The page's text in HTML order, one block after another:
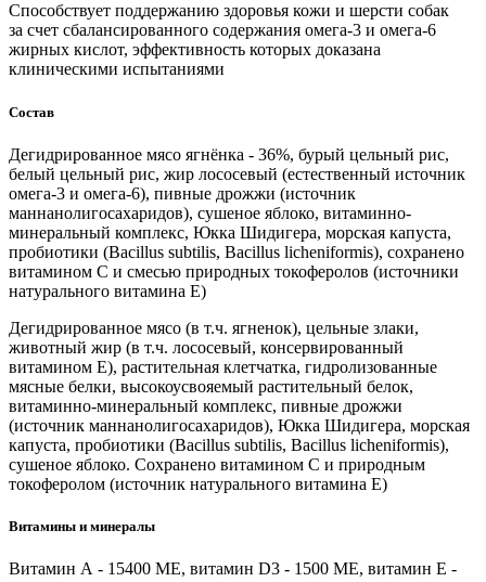
Способствует поддержанию здоровья кожи и шерсти собак
за счет сбалансированного содержания омега-3 и омега-6
жирных кислот, эффективность которых доказана
клиническими испытаниями
Состав
Дегидрированное мясо ягнёнка - 36%, бурый цельный рис,
белый цельный рис, жир лососевый (естественный источник
омега-3 и омега-6), пивные дрожжи (источник
маннанолигосахаридов), сушеное яблоко, витаминно-
минеральный комплекс, Юкка Шидигера, морская капуста,
пробиотики (Bacillus subtilis, Bacillus licheniformis), сохранено
витамином С и смесью природных токоферолов (источники
натурального витамина Е)
Дегидрированное мясо (в т.ч. ягненок), цельные злаки,
животный жир (в т.ч. лососевый, консервированный
витамином E), растительная клетчатка, гидролизованные
мясные белки, высокоусвояемый растительный белок,
витаминно-минеральный комплекс, пивные дрожжи
(источник маннанолигосахаридов), Юкка Шидигера, морская
капуста, пробиотики (Bacillus subtilis, Bacillus licheniformis),
сушеное яблоко. Сохранено витамином С и природным
токоферолом (источник натурального витамина Е)
Витамины и минералы
Витамин А - 15400 МЕ, витамин D3 - 1500 МЕ, витамин Е -